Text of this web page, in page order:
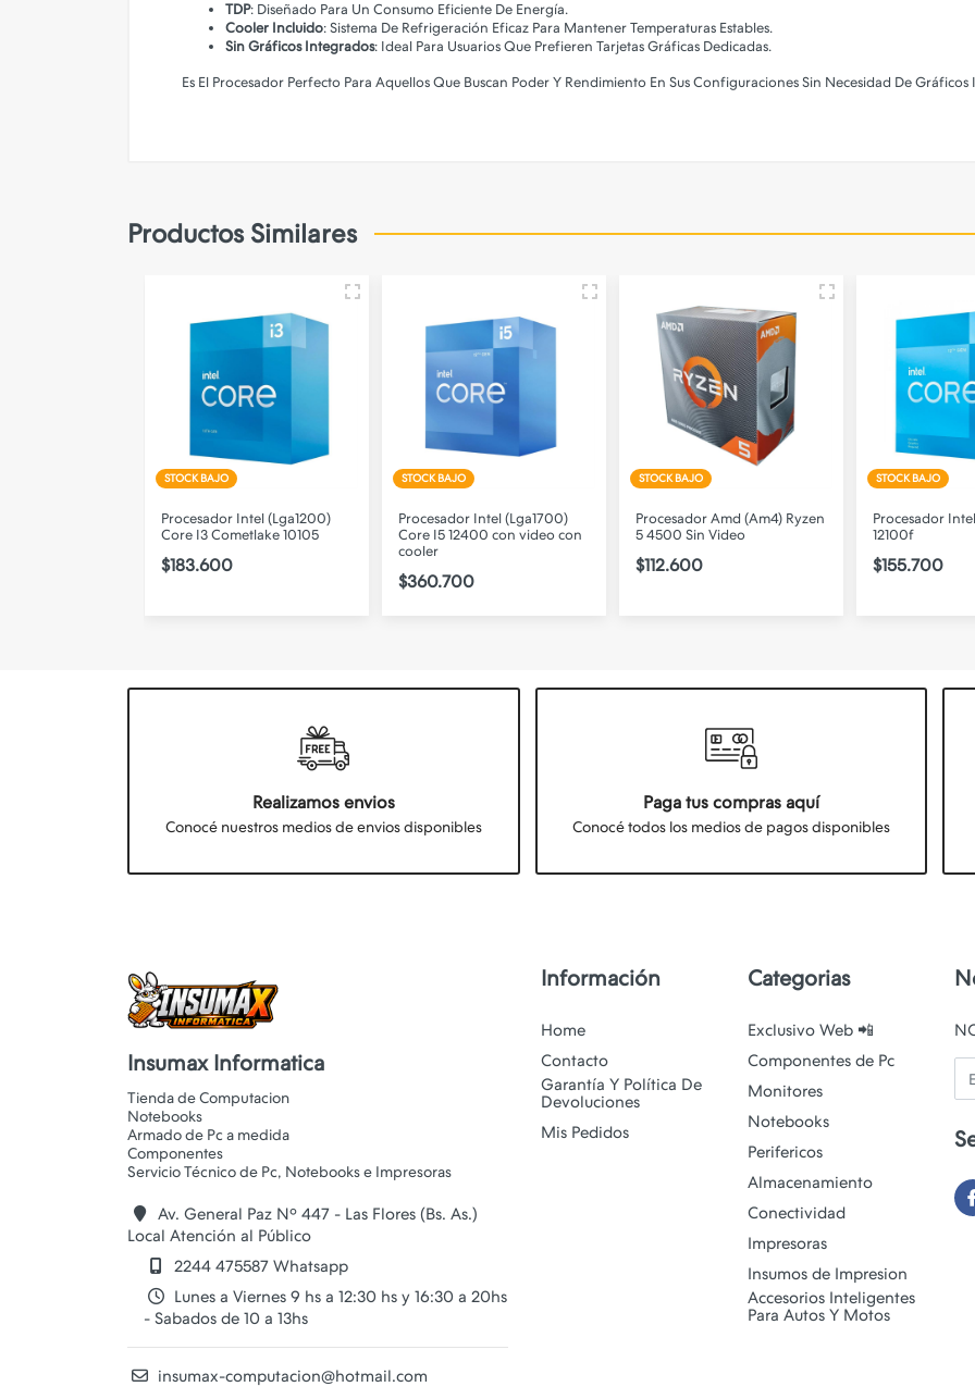
Videojuegos
TDP: Diseñado Para Un Consumo Eficiente De Energía.
Cooler Incluido: Sistema De Refrigeración Eficaz Para Mantener Temperaturas Estables.
Sin Gráficos Integrados: Ideal Para Usuarios Que Prefieren Tarjetas Gráficas Dedicadas.
Es El Procesador Perfecto Para Aquellos Que Buscan Poder Y Rendimiento En Sus Configuraciones Sin Necesidad De
Productos Similares
STOCK BAJO
Procesador Intel (Lga1200)
Core I3 Cometlake 10105
$183.600
STOCK BAJO
Procesador Intel (Lga1700)
Core I5 12400 con video con
cooler
$360.700
STOCK BAJO
Procesador Amd (Am4) Ryzen
5 4500 Sin Video
$112.600
STOCK BAJO
Procesador
12100f
$155.700
Realizamos envios
Conocé nuestros medios de envios disponibles
Paga tus compras aquí
Conocé todos los medios de pagos disponibles
Insumax Informatica
Tienda de Computacion
Notebooks
Armado de Pc a medida
Componentes
Av. General Paz Nº 447 - Las Flores (Bs. As.)
Local Atención al Público
2244 475587 Whatsapp
Lunes a Viernes 9 hs a 12:30 hs y 16:30 a 20hs
- Sabados de 10 a 13hs
insumax-computacion@hotmail.com
Información
Home
Contacto
Garantía Y Política De
Devoluciones
Mis Pedidos
Categorias
Exclusivo Web 📲
Componentes de Pc
Monitores
Notebooks
Perifericos
Almacenamiento
Conectividad
Impresoras
Insumos de Impresion
Accesorios Inteligentes
Para Autos Y Motos